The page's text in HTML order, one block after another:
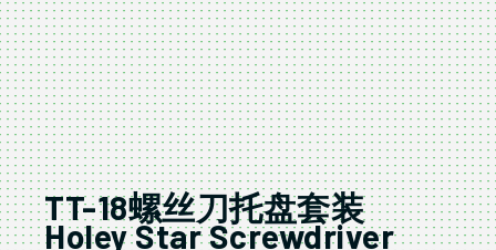
TT-18螺丝刀托盘套装
Holey Star Screwdriver